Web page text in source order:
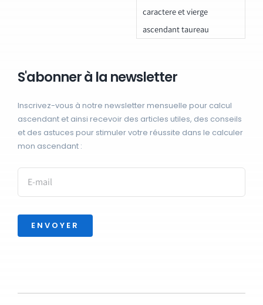
caractere et vierge
ascendant taureau
S'abonner à la newsletter
Inscrivez-vous à notre newsletter mensuelle pour calcul
ascendant et ainsi recevoir des articles utiles, des conseils
et des astuces pour stimuler votre réussite dans le calculer
mon ascendant :
ENVOYER